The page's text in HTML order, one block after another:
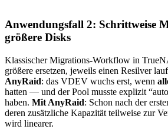
Anwendungsfall 2: Schrittweise
größere Disks
Klassischer Migrations-Workflow in
größere ersetzen, jeweils einen Resilver
AnyRaid: das VDEV wuchs erst, wenn
hatten — und der Pool musste explizit
haben. Mit AnyRaid: Schon nach der
deren zusätzliche Kapazität teilweise zur
wird linearer.